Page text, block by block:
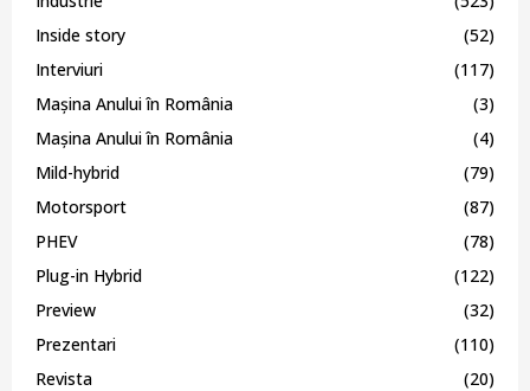
Inside story
(52)
Interviuri
(117)
Mașina Anului în România
(3)
Mașina Anului în România
(4)
Mild-hybrid
(79)
Motorsport
(87)
PHEV
(78)
Plug-in Hybrid
(122)
Preview
(32)
Prezentari
(110)
Revista
(20)